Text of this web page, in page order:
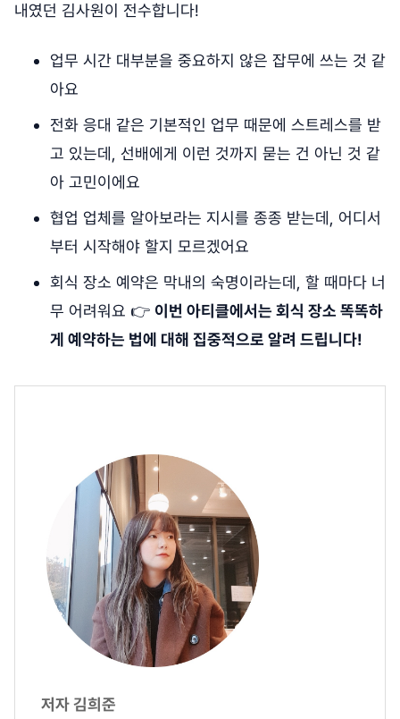
내였던 김사원이 전수합니다!
업무 시간 대부분을 중요하지 않은 잡무에 쓰는 것 같
아요
전화 응대 같은 기본적인 업무 때문에 스트레스를 받
고 있는데, 선배에게 이런 것까지 묻는 건 아닌 것 같
아 고민이에요
협업 업체를 알아보라는 지시를 종종 받는데, 어디서
부터 시작해야 할지 모르겠어요
회식 장소 예약은 막내의 숙명이라는데, 할 때마다 너
무 어려워요 👉 이번 아티클에서는 회식 장소 똑똑하
게 예약하는 법에 대해 집중적으로 알려 드립니다!
저자 김희준